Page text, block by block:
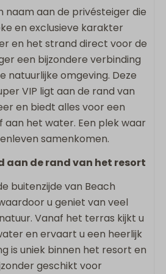
naam aan de privésteiger die
en exclusieve karakter
en het strand direct voor de
een bijzondere verbinding
natuurlijke omgeving. Deze
VIP ligt aan de rand van
en biedt alles voor een
het water. Een plek waar
samenkomen.
aan de rand van het resort
buitenzijde van Beach
u geniet van veel
Vanaf het terras kijkt u
en ervaart u een heerlijk
is uniek binnen het resort en
geschikt voor